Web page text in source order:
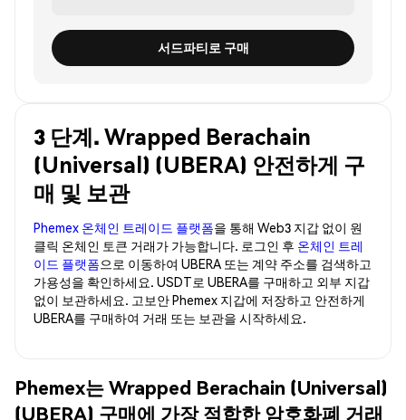
서드파티로 구매
3 단계. Wrapped Berachain
(Universal) (UBERA) 안전하게 구
매 및 보관
Phemex 온체인 트레이드 플랫폼을 통해 Web3 지갑 없이 원
클릭 온체인 토큰 거래가 가능합니다. 로그인 후 온체인 트레
이드 플랫폼으로 이동하여 UBERA 또는 계약 주소를 검색하고
가용성을 확인하세요. USDT로 UBERA를 구매하고 외부 지갑
없이 보관하세요. 고보안 Phemex 지갑에 저장하고 안전하게
UBERA를 구매하여 거래 또는 보관을 시작하세요.
Phemex는 Wrapped Berachain (Universal)
(UBERA) 구매에 가장 적합한 암호화폐 거래